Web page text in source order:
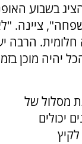
בשבוע
ציינה.
חלומית.
יהיה מוכן
מסלול של
יכולים